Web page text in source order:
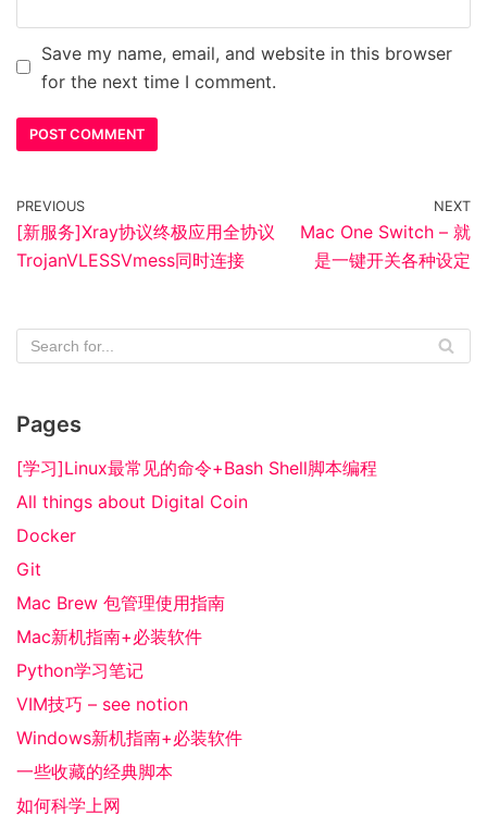
Save my name, email, and website in this browser
for the next time I comment.
PREVIOUS
[新服务]Xray协议终极应用全协议
TrojanVLESSVmess同时连接
NEXT
Mac One Switch – 就
是一键开关各种设定
Pages
[学习]Linux最常见的命令+Bash Shell脚本编程
All things about Digital Coin
Docker
Git
Mac Brew 包管理使用指南
Mac新机指南+必装软件
Python学习笔记
VIM技巧 – see notion
Windows新机指南+必装软件
一些收藏的经典脚本
如何科学上网